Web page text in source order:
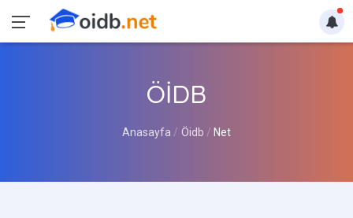
ÖİDB
Anasayfa Öidb Net